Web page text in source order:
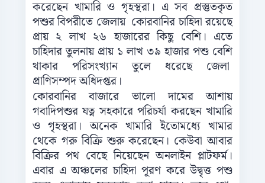
করেছেন খামারি ও গৃহস্থরা। এ সব প্রস্তুতকৃত
পশুর বিপরীতে জেলায় কোরবানির চাহিদা রয়েছে
প্রায় ২ লাখ ২৬ হাজারের কিছু বেশি। এতে
চাহিদার তুলনায় প্রায় ১ লাখ ৩৯ হাজার পশু বেশি
থাকার পরিসংখ্যান তুলে ধরেছে জেলা
প্রাণিসম্পদ অধিদপ্তর।
কোরবানির বাজারে ভালো দামের আশায়
গবাদিপশুর যত্ন সহকারে পরিচর্যা করছেন খামারি
ও গৃহস্থরা। অনেক খামারি ইতোমধ্যে খামার
থেকে গরু বিক্রি শুরু করেছেন। কেউবা আবার
বিক্রির পথ বেছে নিয়েছেন অনলাইন প্লাটফর্ম।
এবার এ অঞ্চলের চাহিদা পূরণ করে উদ্বৃত্ত পশু